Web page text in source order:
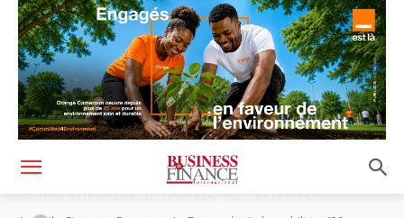
Le Togo prévoit de mobiliser 420 milliards FCFA
sur le marché financier régional en 2020